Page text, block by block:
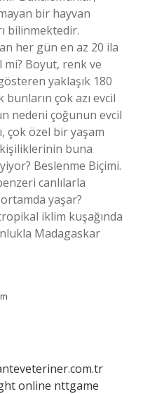
bir hayvan
bilinmektedir.
her gün en az 20 ila
mi? Boyut, renk ve
yaklaşık 180
çok azı evcil
nedeni çoğunun evcil
çok özel bir yaşam
kişiliklerinin buna
Beslenme Biçimi.
canlılarla
yaşar?
iklim kuşağında
Madagaskar
online nttgame